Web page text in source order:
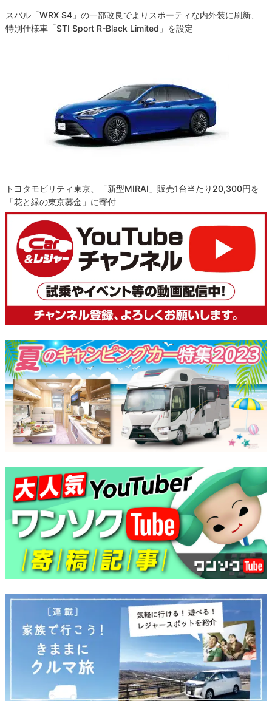
スバル「WRX S4」の一部改良でよりスポーティな内外装に刷新、
特別仕様車「STI Sport R-Black Limited」を設定
トヨタモビリティ東京、「新型MIRAI」販売1台当たり20,300円を
「花と緑の東京募金」に寄付